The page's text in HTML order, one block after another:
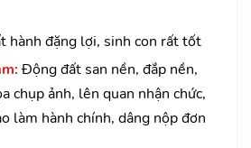
hành đặng lợi, sinh con rất tốt
Động đất san nền, đắp nền,
chụp ảnh, lên quan nhận chức,
làm hành chính, dâng nộp đơn